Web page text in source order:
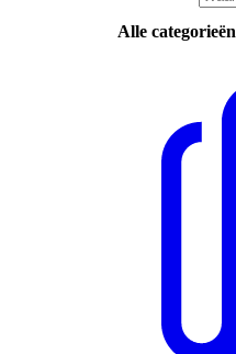
Alle categorieën